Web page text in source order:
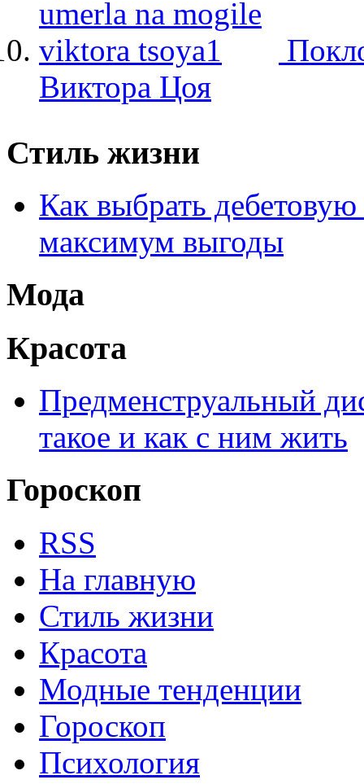
Виктора Цоя
Стиль жизни
Как выбрать дебетовую
максимум выгоды
Мода
Красота
Предменструальный
такое и как с ним жить
Гороскоп
RSS
На главную
Стиль жизни
Красота
Модные тенденции
Гороскоп
Психология